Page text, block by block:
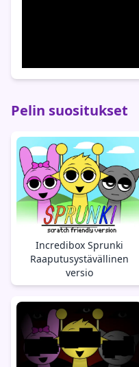
Pelin suositukset
Incredibox Sprunki
Raaputusystävällinen
versio